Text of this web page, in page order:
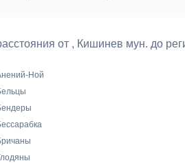
от , Кишинев мун. до
Ной